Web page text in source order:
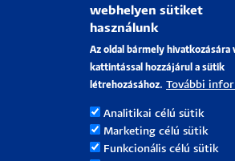
PÉCSI
H-7622 Pécs,
Tel.:
Rektori Kabinet:
webhelyen sütiket
használunk
Az oldal bármely hivatkozására
kattintással hozzájárul a sütik
létrehozásához. További
Analitikai célú sütik
Marketing célú sütik
Funkcionális célú sütik